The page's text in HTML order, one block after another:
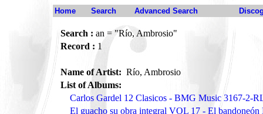
Home Search Advanced Search
Search : an = "Río, Ambrosio"
Record : 1
Name of Artist: Río, Ambrosio
List of Albums:
Carlos Gardel 12 Clasicos - BMG Music 3167-2-
El guacho su obra integral VOL 17 - El